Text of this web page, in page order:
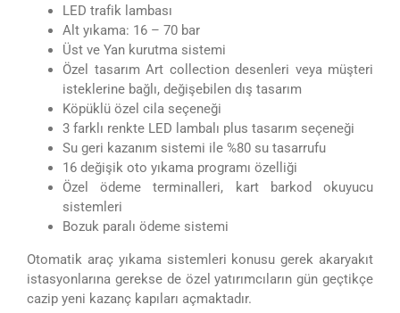
LED trafik lambası
Alt yıkama: 16 – 70 bar
Üst ve Yan kurutma sistemi
Özel tasarım Art collection desenleri veya müşteri
isteklerine bağlı, değişebilen dış tasarım
Köpüklü özel cila seçeneği
3 farklı renkte LED lambalı plus tasarım seçeneği
Su geri kazanım sistemi ile %80 su tasarrufu
16 değişik oto yıkama programı özelliği
Özel ödeme terminalleri, kart barkod okuyucu
sistemleri
Bozuk paralı ödeme sistemi
Otomatik araç yıkama sistemleri konusu gerek akaryakıt
istasyonlarına gerekse de özel yatırımcıların gün geçtikçe
cazip yeni kazanç kapıları açmaktadır.